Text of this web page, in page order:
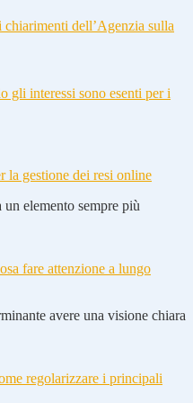
dell’Agenzia sulla
gli interessi sono esenti per i
la gestione dei resi online
elemento sempre più
fare attenzione a lungo
avere una visione chiara
regolarizzare i principali